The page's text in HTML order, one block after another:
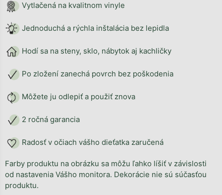
Vytlačená na kvalitnom vinyle
Jednoduchá a rýchla inštalácia bez lepidla
Hodí sa na steny, sklo, nábytok aj kachličky
Po zložení zanechá povrch bez poškodenia
Môžete ju odlepiť a použiť znova
2 ročná garancia
Radosť v očiach vášho dieťatka zaručená
Farby produktu na obrázku sa môžu ľahko líšiť v závislosti
od nastavenia Vášho monitora. Dekorácie nie sú súčasťou
produktu.